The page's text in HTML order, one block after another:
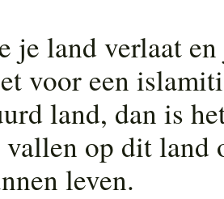
je land verlaat
voor een
land, dan is
op dit land
leven.